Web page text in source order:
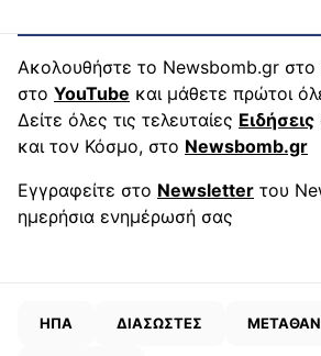
Ακολουθήστε το Newsbomb.gr στο
στο YouTube και μάθετε πρώτοι
Δείτε όλες τις τελευταίες Ειδήσεις
και τον Κόσμο, στο Newsbomb.gr
Εγγραφείτε στο Newsletter του
ημερήσια ενημέρωσή σας
ΗΠΑ ΔΙΑΣΩΣΤΕΣ